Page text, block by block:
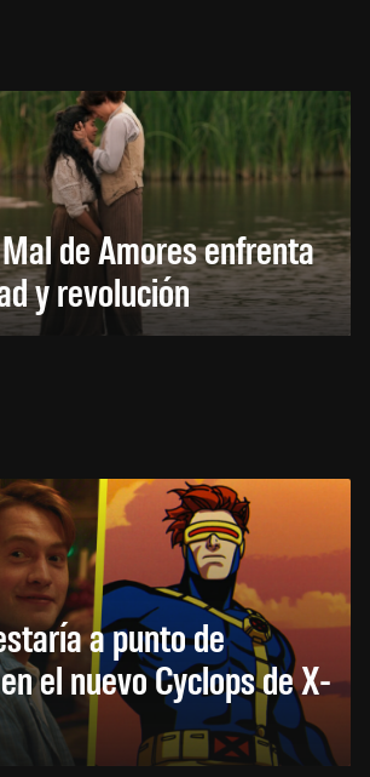
de Amores enfrenta
y revolución
a punto de
el nuevo Cyclops de X-